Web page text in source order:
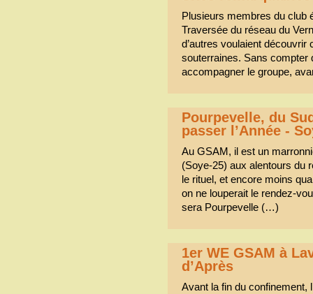
Plusieurs membres du club
Traversée du réseau du
d’autres voulaient
souterraines. Sans compter
accompagner le groupe,
Pourpevelle, du
passer l’Année -
Au GSAM, il est un
(Soye-25) aux alentours du
le rituel, et encore moins
on ne louperait le rendez-
sera Pourpevelle (…)
1er WE GSAM à
d’Après
Avant la fin du confinement,